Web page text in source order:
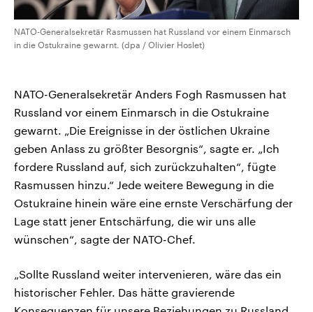
NATO-Generalsekretär Rasmussen hat Russland vor einem Einmarsch
in die Ostukraine gewarnt. (dpa / Olivier Hoslet)
NATO-Generalsekretär Anders Fogh Rasmussen hat
Russland vor einem Einmarsch in die Ostukraine
gewarnt. „Die Ereignisse in der östlichen Ukraine
geben Anlass zu größter Besorgnis“, sagte er. „Ich
fordere Russland auf, sich zurückzuhalten“, fügte
Rasmussen hinzu.“ Jede weitere Bewegung in die
Ostukraine hinein wäre eine ernste Verschärfung der
Lage statt jener Entschärfung, die wir uns alle
wünschen“, sagte der NATO-Chef.
„Sollte Russland weiter intervenieren, wäre das ein
historischer Fehler. Das hätte gravierende